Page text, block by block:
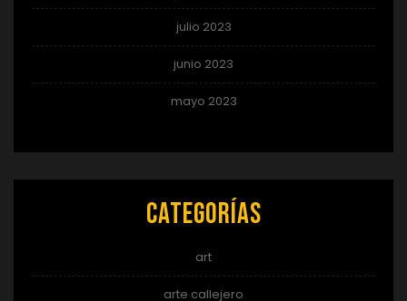
julio 2023
junio 2023
mayo 2023
Categorías
art
arte callejero